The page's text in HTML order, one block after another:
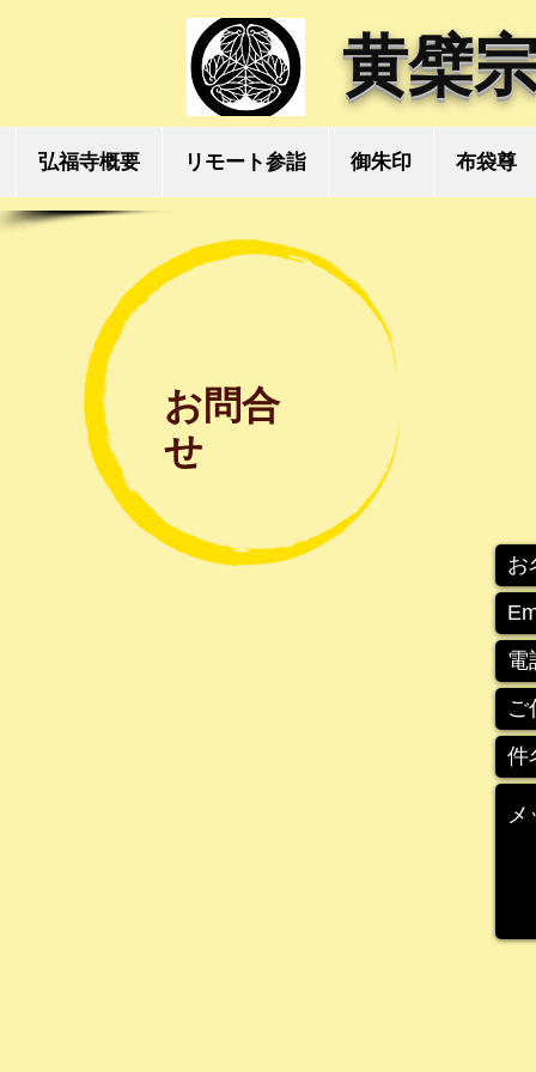
黄檗
弘福寺概要 リモート参詣 御朱印 布袋尊
お問合
せ